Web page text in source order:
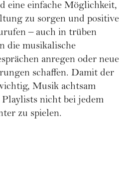
eine einfache Möglichkeit,
zu sorgen und positive
– auch in trüben
die musikalische
anregen oder neue
schaffen. Damit der
Musik achtsam
nicht bei jedem
zu spielen.